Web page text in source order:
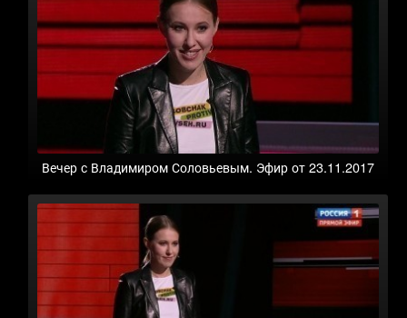
Вечер с Владимиром Соловьевым. Эфир от 23.11.2017